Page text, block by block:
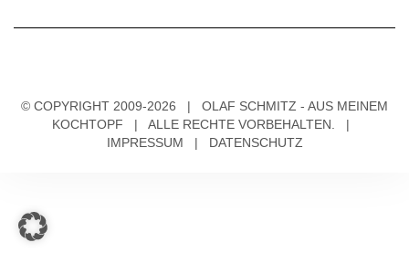
© COPYRIGHT 2009-2026 | OLAF SCHMITZ - AUS MEINEM
KOCHTOPF | ALLE RECHTE VORBEHALTEN. |
IMPRESSUM | DATENSCHUTZ